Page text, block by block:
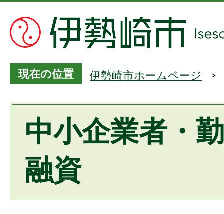
現在の位置 伊勢崎市ホームページ
中小企業者・
融資